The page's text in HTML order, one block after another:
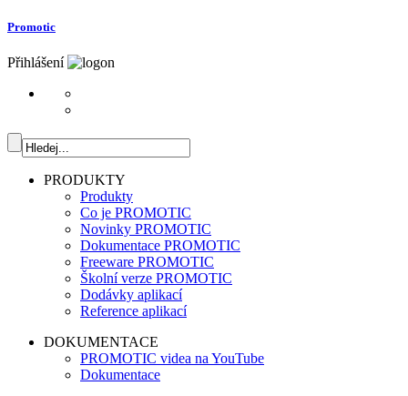
Promotic
Přihlášení
PRODUKTY
Produkty
Co je PROMOTIC
Novinky PROMOTIC
Dokumentace PROMOTIC
Freeware PROMOTIC
Školní verze PROMOTIC
Dodávky aplikací
Reference aplikací
DOKUMENTACE
PROMOTIC videa na YouTube
Dokumentace